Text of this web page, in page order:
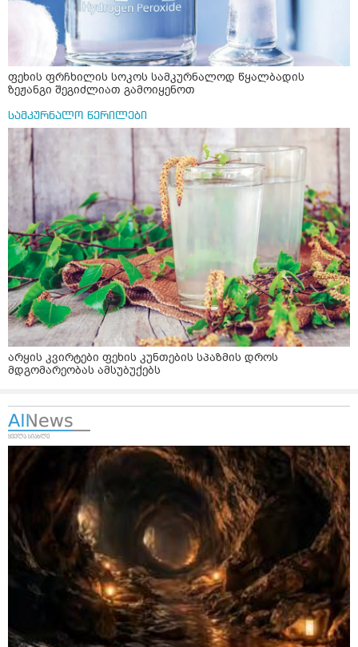
ფეხის ფრჩხილის სოკოს სამკურნალოდ წყალბადის
ზეჟანგი შეგიძლიათ გამოიყენოთ
სამკურნალო წერილები
არყის კვირტები ფეხის კუნთების სპაზმის დროს
მდგომარეობას ამსუბუქებს